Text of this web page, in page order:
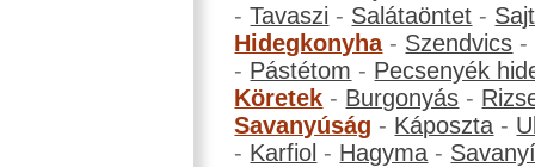
-Tavaszi - Salátaöntet -
Hidegkonyha- Szendvics -
- Pástétom - Pecsenyék
Köretek - Burgonyás -
Savanyúság - Káposzta -
- Karfiol - Hagyma -